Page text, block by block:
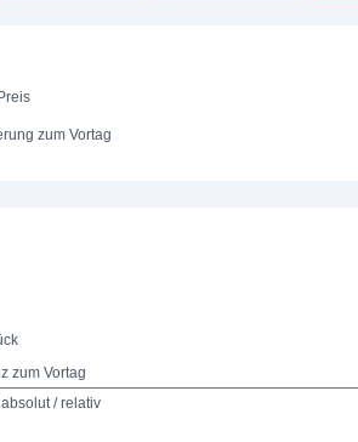
zum Vortag
zum Vortag
/ relativ